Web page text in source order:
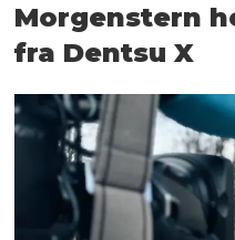
Morgenstern
fra Dentsu X